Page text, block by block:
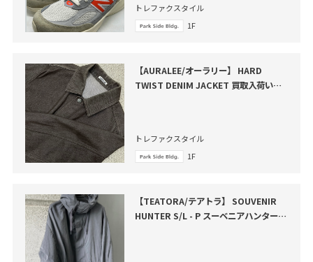
トレファクスタイル
1F
【AURALEE/オーラリー】 HARD
TWIST DENIM JACKET 買取入荷いた
トレファクスタイル
1F
【TEATORA/テアトラ】 SOUVENIR
HUNTER S/L - P スーベニアハンター